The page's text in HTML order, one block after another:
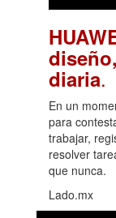
diaria.
En un
para
trabajar,
resolver
que nunca.
Lado.mx